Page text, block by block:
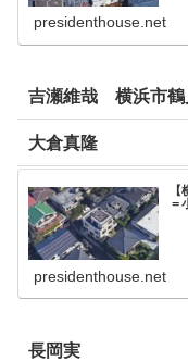
presidenthouse.net
吉瀬維哉 横浜市鶴
大倉真隆
＝
presidenthouse.net
長岡実